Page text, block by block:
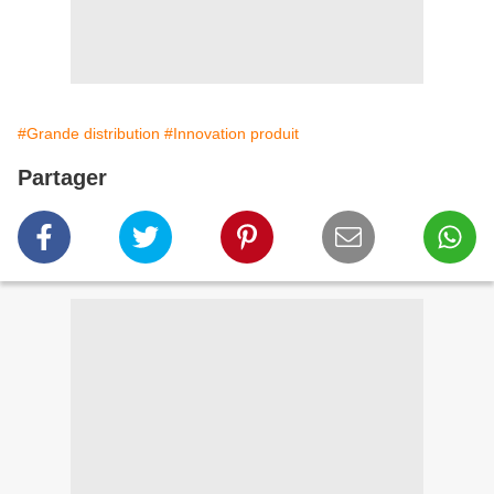
#Grande distribution #Innovation produit
Partager